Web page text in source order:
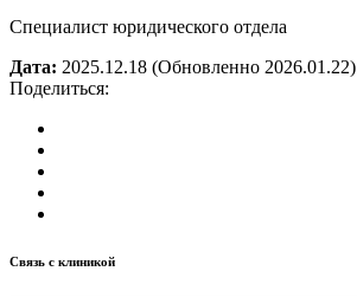
Специалист юридического отдела
Дата: 2025.12.18 (Обновленно 2026.01.22)
Поделиться:
Связь с клиникой